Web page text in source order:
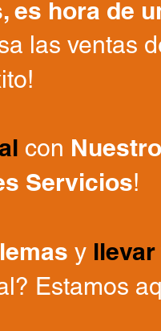
es hora de
las ventas
con
Servicios!
y
Estamos